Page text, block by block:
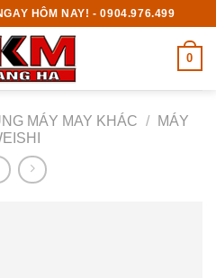
HÔM NAY! - 0904.976.499
0
MÁY MAY KHÁC /
MÁY